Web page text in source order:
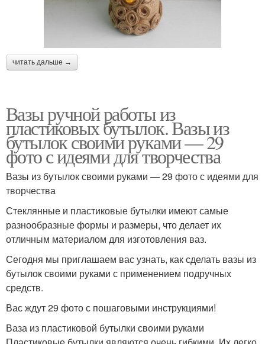
читать дальше →
Вазы ручной работы из
пластиковых бутылок. Вазы из
бутылок своими руками — 29
фото с идеями для творчества
Вазы из бутылок своими руками — 29 фото с идеями для
творчества
Стеклянные и пластиковые бутылки имеют самые
разнообразные формы и размеры, что делает их
отличным материалом для изготовления ваз.
Сегодня мы приглашаем вас узнать, как сделать вазы из
бутылок своими руками с применением подручных
средств.
Вас ждут 29 фото с пошаговыми инструкциями!
Ваза из пластиковой бутылки своими руками